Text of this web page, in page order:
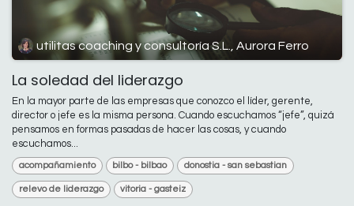
utilitas coaching y consultoría S.L., Aurora Ferro
La soledad del liderazgo
En la mayor parte de las empresas que conozco el líder, gerente,
director o jefe es la misma persona. Cuando escuchamos “jefe”, quizá
pensamos en formas pasadas de hacer las cosas, y cuando
escuchamos...
acompañamiento bilbo - bilbao donostia - san sebastian
relevo de liderazgo vitoria - gasteiz